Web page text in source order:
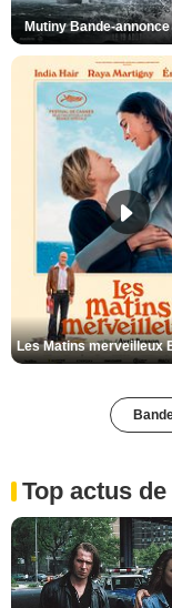
Mutiny Bande-annonce
Top actus